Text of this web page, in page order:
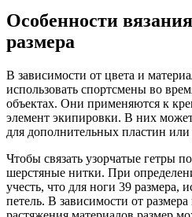
Особенности
размера
В зависимости от цвета и
использовать спортсмены во
объектах. Они применяются к
элемент экипировки. В них
для дополнительных пластин или
Чтобы связать узорчатые гетры
шерстяные нитки. При
учесть, что для ноги 39 размера,
петель. В зависимости от